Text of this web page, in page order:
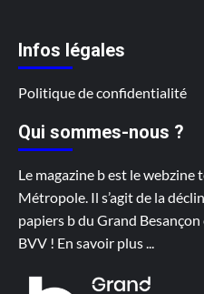
Infos légales
Politique de confidentialité
Qui sommes-nous ?
Le magazine b est le
Métropole. Il s’agit de la
papiers b du Grand
BVV ! En savoir plus...